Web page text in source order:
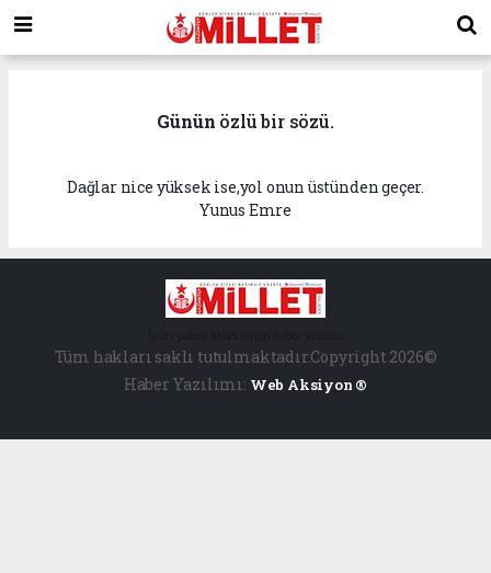
Günün özlü bir sözü.
Dağlar nice yüksek ise,yol onun üstünden geçer.
Yunus Emre
Tüm hakları saklı tutulmaktadır.Copyright 2026©
Haber Yazılımı: Web Aksiyon ®